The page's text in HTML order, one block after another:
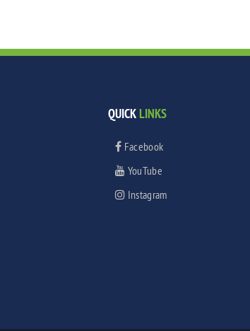
QUICKLINKS
Facebook
YouTube
Instagram